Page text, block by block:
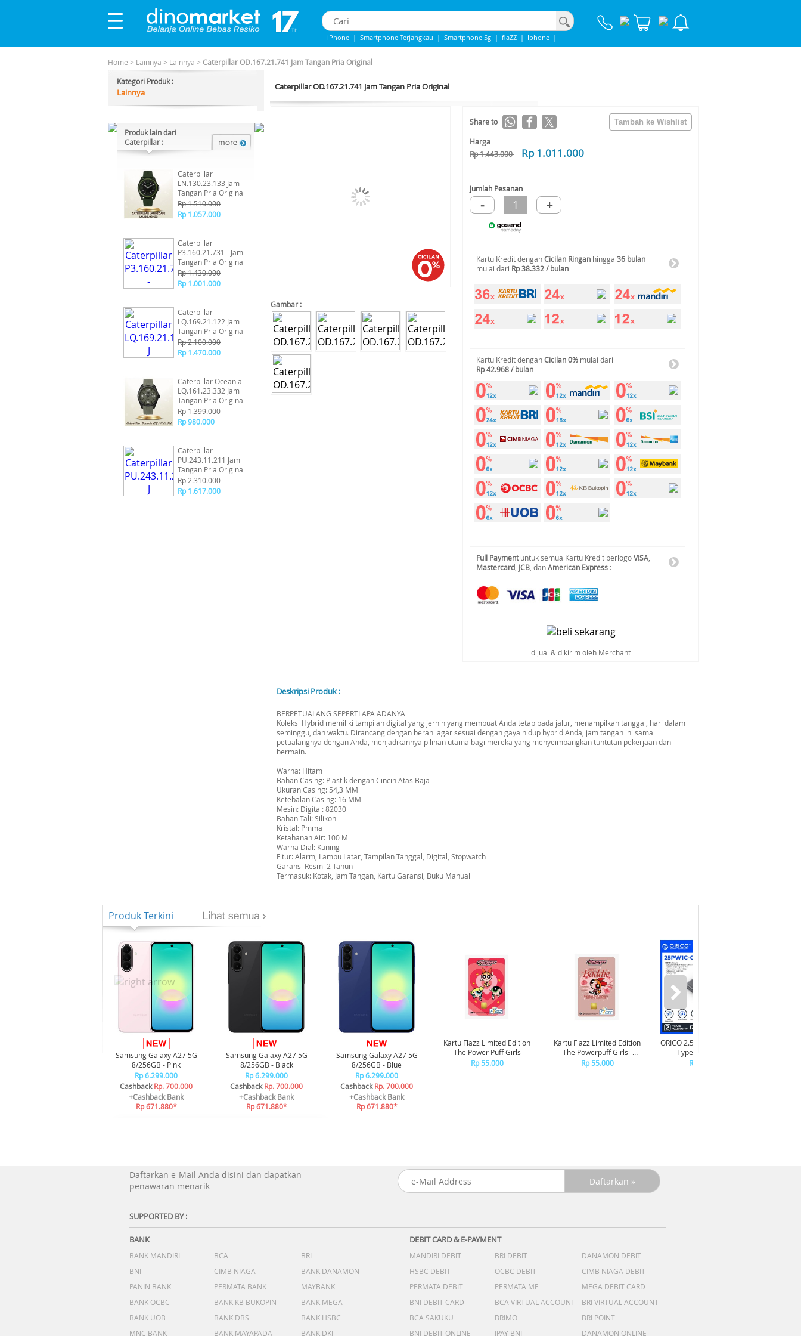
iPhone | Smartphone Terjangkau | Smartphone 5g | flaZZ | Iphone |
Home > Lainnya > Lainnya > Caterpillar OD.167.21.741 Jam Tangan Pria Original
Kategori Produk :
Lainnya
Produk lain dari
Caterpillar :
Caterpillar
LN.130.23.133 Jam
Tangan Pria Original
Rp 1.510.000
Rp 1.057.000
Caterpillar
P3.160.21.731 - Jam
Tangan Pria Original
Rp 1.430.000
Rp 1.001.000
Caterpillar
LQ.169.21.122 Jam
Tangan Pria Original
Rp 2.100.000
Rp 1.470.000
Caterpillar Oceania
LQ.161.23.332 Jam
Tangan Pria Original
Rp 1.399.000
Rp 980.000
Caterpillar
PU.243.11.211 Jam
Tangan Pria Original
Rp 2.310.000
Rp 1.617.000
Caterpillar OD.167.21.741 Jam Tangan Pria Original
Gambar :
Share to
Harga
Rp 1.443.000
Rp 1.011.000
Jumlah Pesanan
- 1 +
Kartu Kredit denganCicilan Ringan hingga 36 bulan
mulai dari Rp 38.332 / bulan
Kartu Kredit denganCicilan 0% mulai dari
Rp 42.968 / bulan
Full Paymentuntuk semua Kartu Kredit berlogoVISA
Mastercard JCB , danAmerican Express :
dijual & dikirim oleh Merchant
Deskripsi Produk :
BERPETUALANG SEPERTI APA ADANYA
Koleksi Hybrid memiliki tampilan digital yang jernih yang membuat Anda tetap pada jalur, menampilkan tanggal, hari dalam
seminggu, dan waktu. Dirancang dengan berani agar sesuai dengan gaya hidup hybrid Anda, jam tangan ini sama
petualangnya dengan Anda, menjadikannya pilihan utama bagi mereka yang menyeimbangkan tuntutan pekerjaan dan
bermain.
Warna: Hitam
Bahan Casing: Plastik dengan Cincin Atas Baja
Ukuran Casing: 54,3 MM
Ketebalan Casing: 16 MM
Mesin: Digital: 82030
Bahan Tali: Silikon
Kristal: Pmma
Ketahanan Air: 100 M
Warna Dial: Kuning
Fitur: Alarm, Lampu Latar, Tampilan Tanggal, Digital, Stopwatch
Garansi Resmi 2 Tahun
Termasuk: Kotak, Jam Tangan, Kartu Garansi, Buku Manual
Produk Terkini
Samsung Galaxy A27 5G
8/256GB - Pink
Rp 6.299.000
CashbackRp. 700.000
+Cashback Bank
Rp 671.880*
Samsung Galaxy A27 5G
8/256GB - Black
Rp 6.299.000
CashbackRp. 700.000
+Cashback Bank
Rp 671.880*
Samsung Galaxy A27 5G
8/256GB - Blue
Rp 6.299.000
CashbackRp. 700.000
+Cashback Bank
Rp 671.880*
Kartu Flazz Limited Edition
The Power Puff Girls
Rp 55.000
Kartu Flazz Limited Edition
The Powerpuff Girls -
Blossom
Rp 55.000
ORICO 2.5 inch USB3.1 Gen1
Type-C Hard Drive
Enclosure - 25PW1C-C3
Rp 130.000
Daftarkan e-Mail Anda disini dan dapatkan
penawaran menarik
SUPPORTED BY :
BANK
BANK MANDIRI BCA
BRI
BNI
CIMB NIAGA
BANK DANAMON
PANIN BANK
PERMATA BANK
MAYBANK
BANK OCBC
BANK KB BUKOPIN
BANK MEGA
BANK UOB
BANK DBS
BANK HSBC
MNC BANK
BANK MAYAPADA BANK DKI
DEBIT CARD & E-PAYMENT
MANDIRI DEBIT BRI DEBIT
DANAMON DEBIT
HSBC DEBIT
OCBC DEBIT
CIMB NIAGA DEBIT
PERMATA DEBIT
PERMATA ME
MEGA DEBIT CARD
BNI DEBIT CARD
BCA VIRTUAL ACCOUNT
BRI VIRTUAL ACCOUNT
BCA SAKUKU
BRIMO
BRI POINT
BNI DEBIT ONLINE
IPAY BNI DANAMON ONLINE